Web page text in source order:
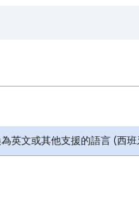
文或其他支援的語言 (西班